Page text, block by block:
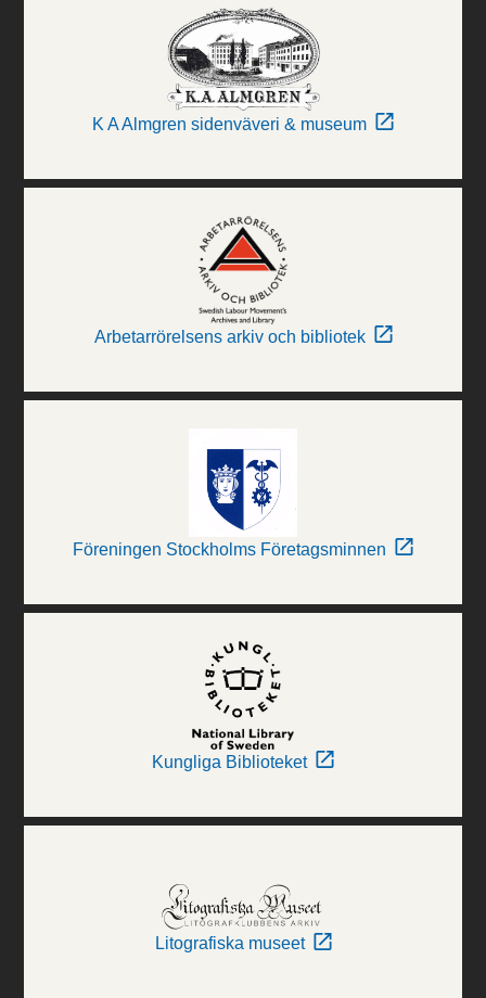
K A Almgren sidenväveri & museum
Arbetarrörelsens arkiv och bibliotek
Föreningen Stockholms Företagsminnen
Kungliga Biblioteket
Litografiska museet